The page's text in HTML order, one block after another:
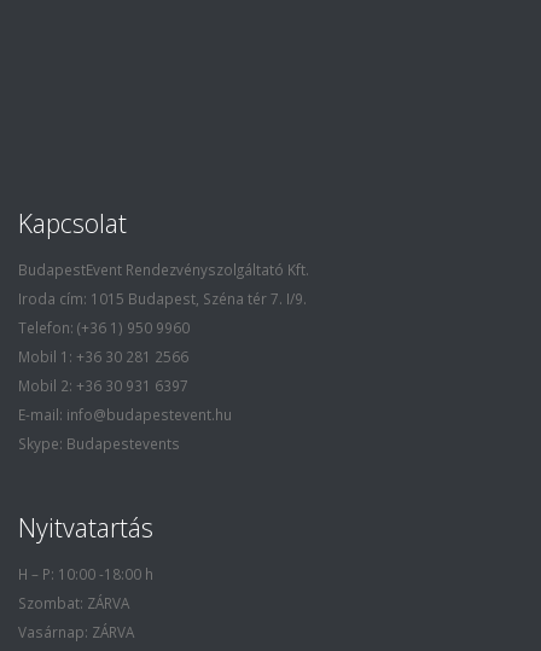
Kapcsolat
BudapestEvent Rendezvényszolgáltató Kft.
Iroda cím: 1015 Budapest, Széna tér 7. I/9.
Telefon: (+36 1) 950 9960
Mobil 1: +36 30 281 2566
Mobil 2: +36 30 931 6397
E-mail: info@budapestevent.hu
Skype: Budapestevents
Nyitvatartás
H – P: 10:00 -18:00 h
Szombat: ZÁRVA
Vasárnap: ZÁRVA